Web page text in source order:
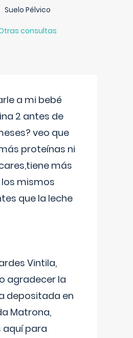
Suelo Pélvico
consultas
a mi bebé
2 antes de
veo que
proteínas ni
más
mismos
que la leche
Vintila,
agradecer la
depositada en
Matrona,
para